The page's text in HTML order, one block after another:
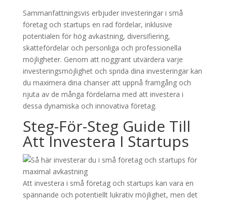
Sammanfattningsvis erbjuder investeringar i små
företag och startups en rad fördelar, inklusive
potentialen för hög avkastning, diversifiering,
skattefördelar och personliga och professionella
möjligheter. Genom att noggrant utvärdera varje
investeringsmöjlighet och sprida dina investeringar kan
du maximera dina chanser att uppnå framgång och
njuta av de många fördelarna med att investera i
dessa dynamiska och innovativa företag.
Steg-För-Steg Guide Till
Att Investera I Startups
Att investera i små företag och startups kan vara en
spännande och potentiellt lukrativ möjlighet, men det